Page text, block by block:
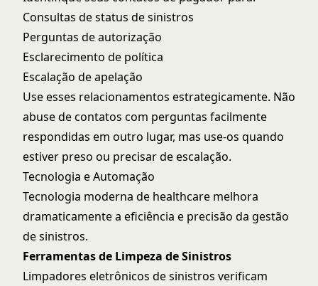
Consultas de status de sinistros
Perguntas de autorização
Esclarecimento de política
Escalação de apelação
Use esses relacionamentos estrategicamente. Não
abuse de contatos com perguntas facilmente
respondidas em outro lugar, mas use-os quando
estiver preso ou precisar de escalação.
Tecnologia e Automação
Tecnologia moderna de healthcare melhora
dramaticamente a eficiência e precisão da gestão
de sinistros.
Ferramentas de Limpeza de Sinistros
Limpadores eletrônicos de sinistros verificam